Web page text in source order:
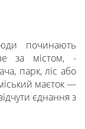
починають
за містом, -
парк, ліс або
маєток —
єднання з